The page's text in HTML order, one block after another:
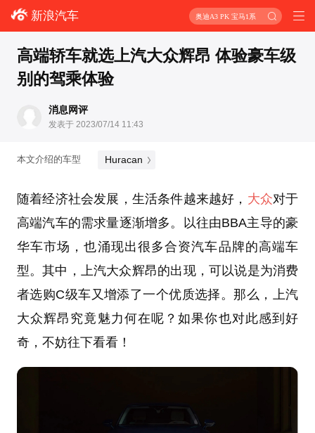
新浪汽车 奥迪A3 PK 宝马1系
高端轿车就选上汽大众辉昂 体验豪车级
别的驾乘体验
消息网评
发表于 2023/07/14 11:43
本文介绍的车型 Huracan
随着经济社会发展，生活条件越来越好， 大众对于
高端汽车的需求量逐渐增多。以往由BBA主导的豪
华车市场，也涌现出很多合资汽车品牌的高端车
型。其中，上汽大众辉昂的出现，可以说是为消费
者选购C级车又增添了一个优质选择。那么，上汽
大众辉昂究竟魅力何在呢？如果你也对此感到好
奇，不妨往下看看！